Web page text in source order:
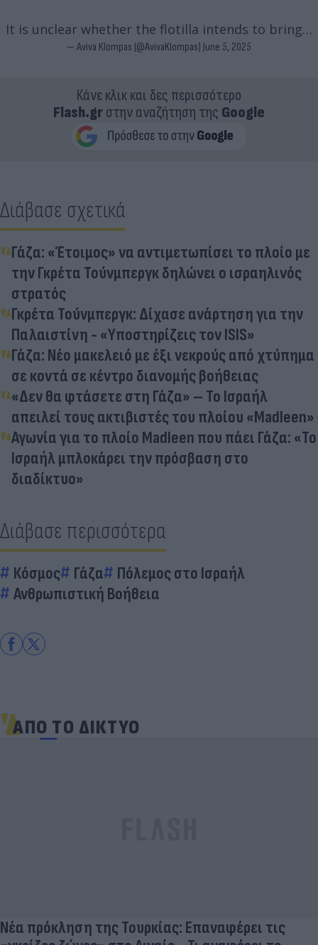
It is unclear whether the flotilla intends to bring…
— Aviva Klompas (@AvivaKlompas) June 5, 2025
Κάνε κλικ και δες περισσότερο
Flash.grστην αναζήτηση της Google
Διάβασε σχετικά
Γάζα: «Έτοιμος» να αντιμετωπίσει το πλοίο με
την Γκρέτα Τούνμπεργκ δηλώνει ο ισραηλινός
στρατός
Γκρέτα Τούνμπεργκ: Δίχασε ανάρτηση για την
Παλαιστίνη - «Υποστηρίζεις τον ISIS»
Γάζα: Νέο μακελειό με έξι νεκρούς από χτύπημα
σε κοντά σε κέντρο διανομής βοήθειας
«Δεν θα φτάσετε στη Γάζα» – Το Ισραήλ
απειλεί τους ακτιβιστές του πλοίου «Madleen»
Αγωνία για το πλοίο Madleen που πάει Γάζα: «Το
Ισραήλ μπλοκάρει την πρόσβαση στο
διαδίκτυο»
Διάβασε περισσότερα
Κόσμος Γάζα
Πόλεμος στο Ισραήλ
Ανθρωπιστική Βοήθεια
ΑΠΟ ΤΟ ΔΙΚΤΥΟ
Νέα πρόκληση της Τουρκίας: Επαναφέρει τις